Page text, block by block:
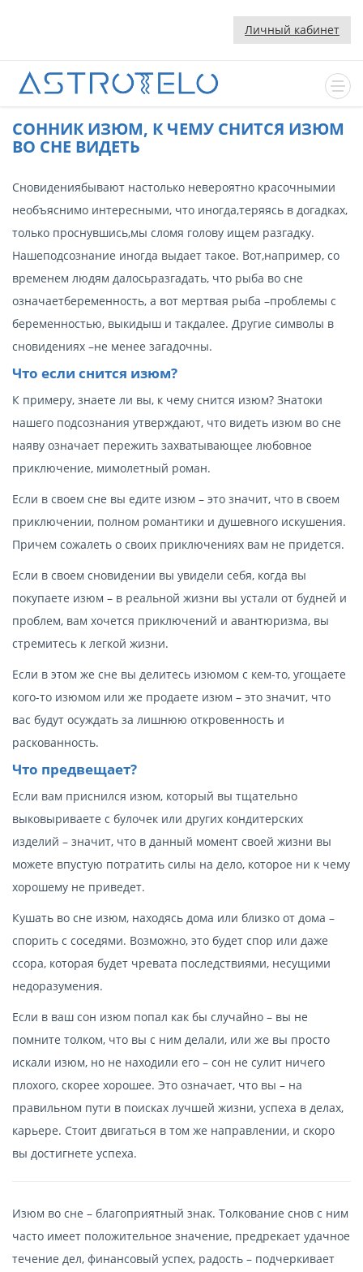
Личный кабинет
CОННИК ИЗЮМ, К ЧЕМУ СНИТСЯ ИЗЮМ
ВО СНЕ ВИДЕТЬ
Сновидениябывают настолько невероятно красочнымии
необъяснимо интересными, что иногда,теряясь в догадках,
только проснувшись,мы сломя голову ищем разгадку.
Нашеподсознание иногда выдает такое. Вот,например, со
временем людям далосьразгадать, что рыба во сне
означаетбеременность, а вот мертвая рыба –проблемы с
беременностью, выкидыш и такдалее. Другие символы в
сновидениях –не менее загадочны.
Что если снится изюм?
К примеру, знаете ли вы, к чему снится изюм? Знатоки
нашего подсознания утверждают, что видеть изюм во сне
наяву означает пережить захватывающее любовное
приключение, мимолетный роман.
Если в своем сне вы едите изюм – это значит, что в своем
приключении, полном романтики и душевного искушения.
Причем сожалеть о своих приключениях вам не придется.
Если в своем сновидении вы увидели себя, когда вы
покупаете изюм – в реальной жизни вы устали от будней и
проблем, вам хочется приключений и авантюризма, вы
стремитесь к легкой жизни.
Если в этом же сне вы делитесь изюмом с кем-то, угощаете
кого-то изюмом или же продаете изюм – это значит, что
вас будут осуждать за лишнюю откровенность и
раскованность.
Что предвещает?
Если вам приснился изюм, который вы тщательно
выковыриваете с булочек или других кондитерских
изделий – значит, что в данный момент своей жизни вы
можете впустую потратить силы на дело, которое ни к чему
хорошему не приведет.
Кушать во сне изюм, находясь дома или близко от дома –
спорить с соседями. Возможно, это будет спор или даже
ссора, которая будет чревата последствиями, несущими
недоразумения.
Если в ваш сон изюм попал как бы случайно – вы не
помните толком, что вы с ним делали, или же вы просто
искали изюм, но не находили его – сон не сулит ничего
плохого, скорее хорошее. Это означает, что вы – на
правильном пути в поисках лучшей жизни, успеха в делах,
карьере. Стоит двигаться в том же направлении, и скоро
вы достигнете успеха.
Изюм во сне – благоприятный знак. Толкование снов с ним
часто имеет положительное значение, предрекает удачное
течение дел, финансовый успех, радость – подчеркивает